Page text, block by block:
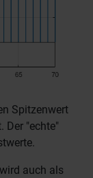
Spitzenwert
Der "echte"
auch als